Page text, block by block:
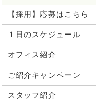
【採用】応募はこちら
１日のスケジュール
オフィス紹介
ご紹介キャンペーン
スタッフ紹介